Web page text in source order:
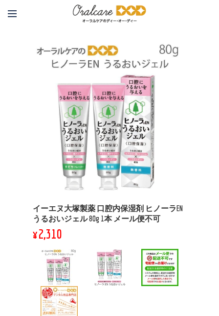
イーエヌ大塚製薬 口腔内保湿剤 ヒノーラEN
うるおいジェル 80g 1本 メール便不可
¥2,310